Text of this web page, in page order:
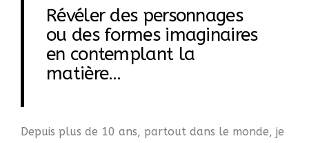
Révéler des personnages
ou des formes imaginaires
en contemplant la
matière…
Depuis plus de 10 ans, partout dans le monde, je